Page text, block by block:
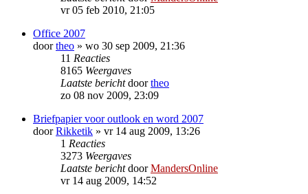
vr 05 feb 2010, 21:05
Office 2007
doortheo » wo 30 sep 2009, 21:36
11 Reacties
8165 Weergaves
Laatste berichtdoortheo
zo 08 nov 2009, 23:09
Briefpapier voor outlook en word 2007
doorRikketik » vr 14 aug 2009, 13:26
1 Reacties
3273 Weergaves
Laatste berichtdoorMandersOnline
vr 14 aug 2009, 14:52